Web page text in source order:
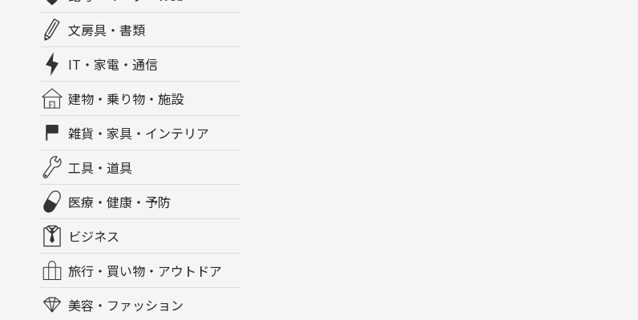
文房具・書類
IT・家電・通信
建物・乗り物・施設
雑貨・家具・インテリア
工具・道具
医療・健康・予防
ビジネス
旅行・買い物・アウトドア
美容・ファッション